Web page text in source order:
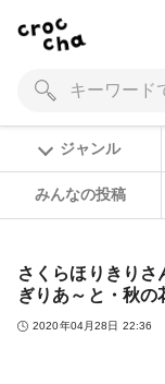
ジャンル
みんなの投稿
さくらほりきりさ
ぎりあ～と・秋の
2020年04月28日 22:36